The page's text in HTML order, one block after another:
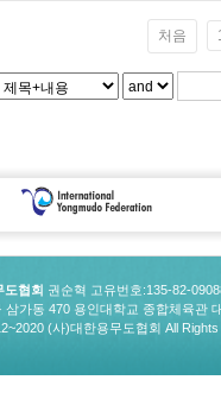
처음
도협회 권순혁 고유번호:135-82-
삼가동 470 용인대학교 종합체육관
(사)대한용무도협회 All